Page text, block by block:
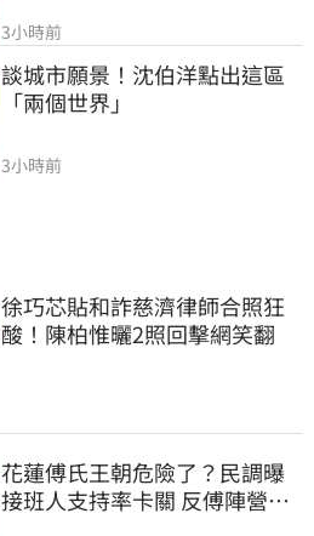
3小時前
談城市願景！沈伯洋點出這區
「兩個世界」
3小時前
徐巧芯貼和詐慈濟律師合照狂
酸！陳柏惟曬2照回擊網笑翻
花蓮傅氏王朝危險了？民調曝
接班人支持率卡關 反傅陣營迎